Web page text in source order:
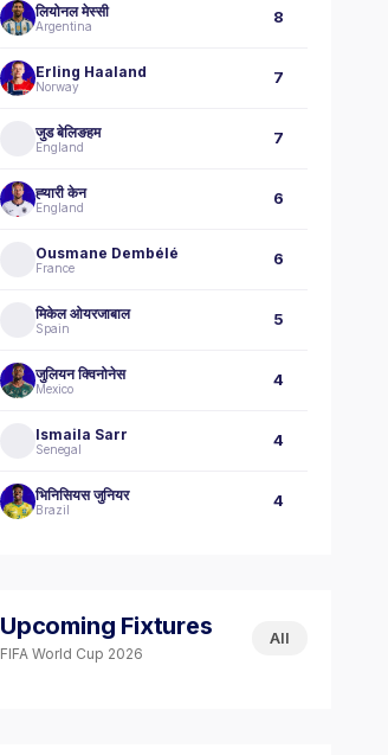
लियोनल मेस्सी
Argentina 8
Erling Haaland
Norway 7
जुड बेलिङहम
England 7
ह्‍यारी केन
England 6
Ousmane Dembélé
France 6
मिकेल ओयरजाबाल
Spain 5
जुलियन क्विनोनेस
Mexico 4
Ismaila Sarr
Senegal 4
भिनिसियस जुनियर
Brazil 4
Upcoming Fixtures
FIFA World Cup 2026
All